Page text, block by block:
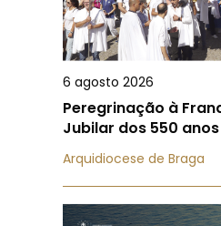
6 agosto 2026
Peregrinação à
Jubilar dos 550
Arquidiocese de Braga